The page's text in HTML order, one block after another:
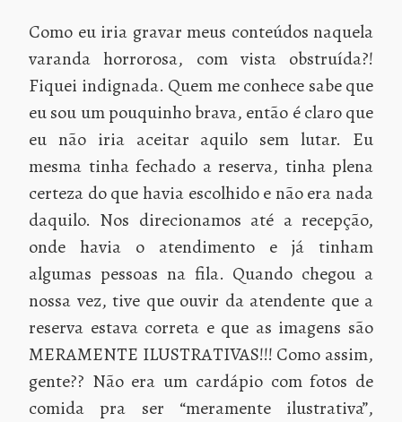
Como eu iria gravar meus conteúdos naquela
varanda horrorosa, com vista obstruída?!
Fiquei indignada. Quem me conhece sabe que
eu sou um pouquinho brava, então é claro que
eu não iria aceitar aquilo sem lutar. Eu
mesma tinha fechado a reserva, tinha plena
certeza do que havia escolhido e não era nada
daquilo. Nos direcionamos até a recepção,
onde havia o atendimento e já tinham
algumas pessoas na fila. Quando chegou a
nossa vez, tive que ouvir da atendente que a
reserva estava correta e que as imagens são
MERAMENTE ILUSTRATIVAS!!! Como assim,
gente?? Não era um cardápio com fotos de
comida pra ser “meramente ilustrativa”,